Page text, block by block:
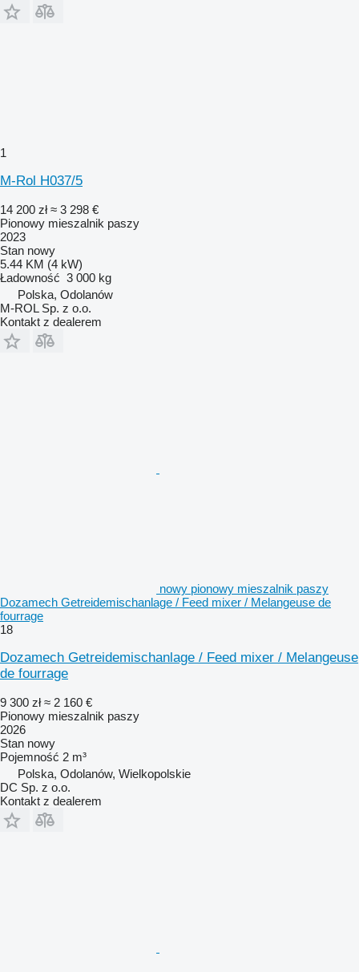
1
M-Rol H037/5
14 200 zł ≈ 3 298 €
Pionowy mieszalnik paszy
2023
Stan nowy
5.44 KM (4 kW)
Ładowność 3 000 kg
Polska, Odolanów
M-ROL Sp. z o.o.
Kontakt z dealerem
nowy pionowy mieszalnik paszy
Dozamech Getreidemischanlage / Feed mixer / Melangeuse de
fourrage
18
Dozamech Getreidemischanlage / Feed mixer / Melangeuse
de fourrage
9 300 zł ≈ 2 160 €
Pionowy mieszalnik paszy
2026
Stan nowy
Pojemność 2 m³
Polska, Odolanów, Wielkopolskie
DC Sp. z o.o.
Kontakt z dealerem